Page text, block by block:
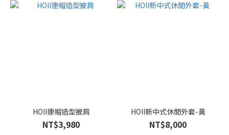
HOII連帽造型披肩
NT$3,980
HOII新中式休閒外套-黃
NT$8,000